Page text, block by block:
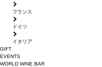
フランス
ドイツ
イタリア
GIFT
EVENTS
WORLD WINE BAR